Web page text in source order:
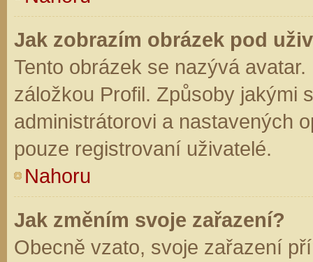
Jak zobrazím obrázek pod
Tento obrázek se nazývá
záložkou Profil. Způsoby jakými
administrátorovi a nastavených
pouze registrovaní uživatelé.
Nahoru
Jak změním svoje zařazení?
Obecně vzato, svoje zařazení